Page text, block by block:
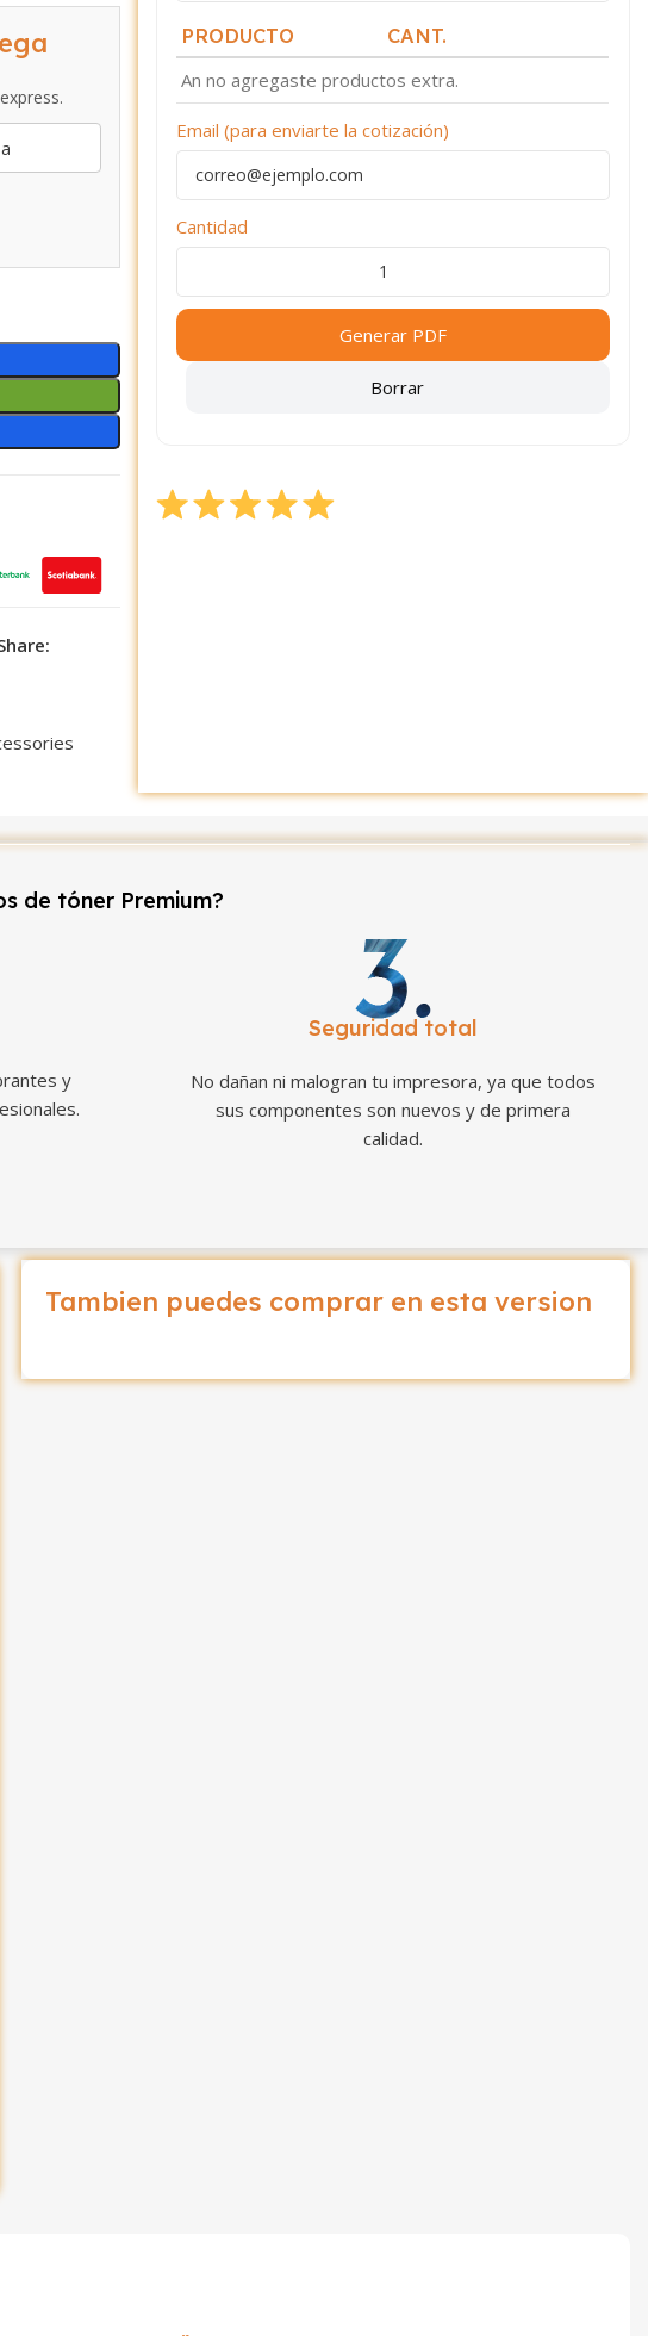
PRODUCTO CANT.
An no agregaste productos extra.
Email (para enviarte la cotización)
Cantidad
Generar PDF
Borrar
de tóner Premium?
y
Seguridad total
No dañan ni malogran tu impresora, ya que todos
sus componentes son nuevos y de primera
calidad.
Tambien puedes comprar en esta version